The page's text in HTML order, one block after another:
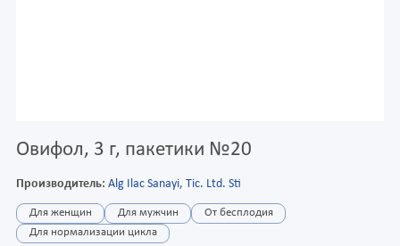
Овифол, 3 г, пакетики №20
Производитель: Alg Ilac Sanayi, Tic. Ltd. Sti
Для женщин Для мужчин
От бесплодия
Для нормализации цикла